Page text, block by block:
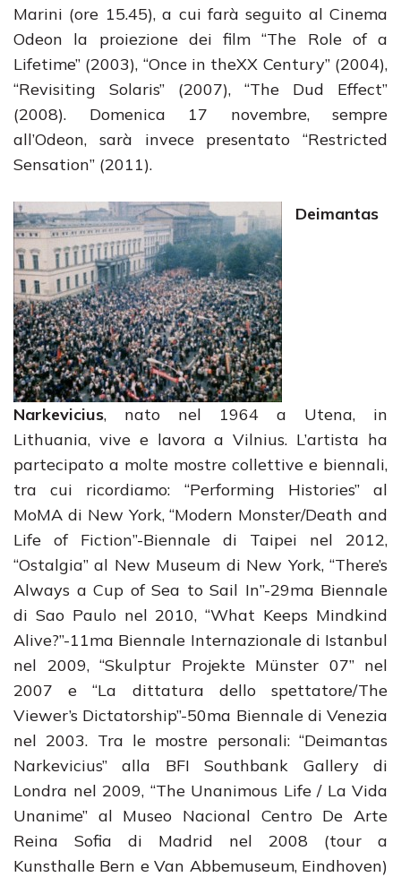
Marini (ore 15.45), a cui farà seguito al Cinema
Odeon la proiezione dei film “The Role of a
Lifetime” (2003), “Once in theXX Century” (2004),
“Revisiting Solaris” (2007), “The Dud Effect”
(2008). Domenica 17 novembre, sempre
all’Odeon, sarà invece presentato “Restricted
Sensation” (2011).
Deimantas
Narkevicius, nato nel 1964 a Utena, in
Lithuania, vive e lavora a Vilnius. L’artista ha
partecipato a molte mostre collettive e biennali,
tra cui ricordiamo: “Performing Histories” al
MoMA di New York, “Modern Monster/Death and
Life of Fiction”-Biennale di Taipei nel 2012,
“Ostalgia” al New Museum di New York, “There’s
Always a Cup of Sea to Sail In”-29ma Biennale
di Sao Paulo nel 2010, “What Keeps Mindkind
Alive?”-11ma Biennale Internazionale di Istanbul
nel 2009, “Skulptur Projekte Münster 07” nel
2007 e “La dittatura dello spettatore/The
Viewer’s Dictatorship”-50ma Biennale di Venezia
nel 2003. Tra le mostre personali: “Deimantas
Narkevicius” alla BFI Southbank Gallery di
Londra nel 2009, “The Unanimous Life / La Vida
Unanime” al Museo Nacional Centro De Arte
Reina Sofia di Madrid nel 2008 (tour a
Kunsthalle Bern e Van Abbemuseum, Eindhoven)